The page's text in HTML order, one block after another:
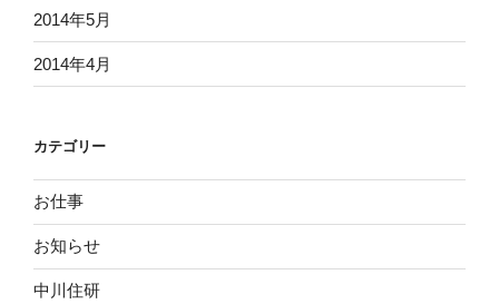
2014年5月
2014年4月
カテゴリー
お仕事
お知らせ
中川住研